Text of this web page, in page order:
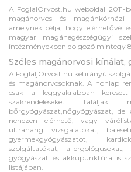
A FoglalOrvost.hu weboldal 2011-
magánorvos és magánkórházi
amelynek célja, hogy elérhetővé
magyar magánegészségügyi
intézményekben dolgozó mintegy
Széles magánorvosi kínálat,
A FoglaljOrvost.hu kétirányú
és magánorvosoknak. A honlap
csak a leggyakrabban
szakrendeléseket
bőrgyógyászat,nőgyógyászat, de
nehezen elérhető, vagy
ultrahang vizsgálatokat,
gyermekgyógyászatot,
szolgáltatókat,
gyógyászat és akkupunktúra is
listájában.